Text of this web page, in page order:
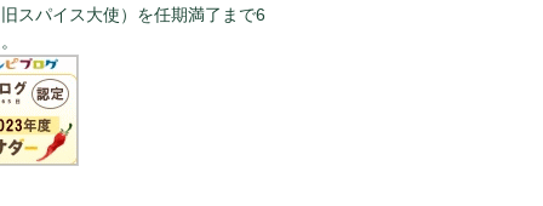
スパイス大使）を任期満了まで6